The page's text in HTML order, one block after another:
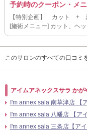
予約時のクーポン・メ
【特別企画】 カット
[施術メニュー] カット、ヘ
このサロンのすべての口コミ
アイムアネックスサラ か
I'm annex sala 南草津店 【
I'm annex sala 八幡店 【ア
I'm annex sala 三条店【ア